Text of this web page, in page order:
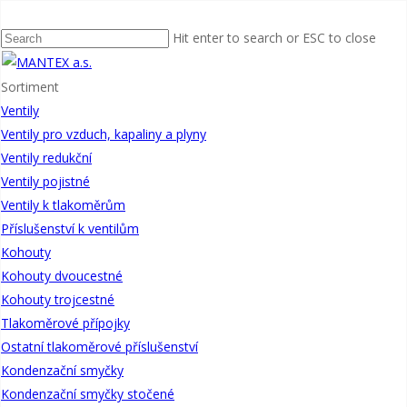
Hit enter to search or ESC to close
Sortiment
Ventily
Ventily pro vzduch, kapaliny a plyny
Ventily redukční
Ventily pojistné
Ventily k tlakoměrům
Příslušenství k ventilům
Kohouty
Kohouty dvoucestné
Kohouty trojcestné
Tlakoměrové přípojky
Ostatní tlakoměrové příslušenství
Kondenzační smyčky
Kondenzační smyčky stočené
pružinou
BZK s pružinou
Jako uzavírací armatura proti zpětnému proudění vody, ropných látek
a jiných neagresivních médií v širokém průmyslovém užití do
provozní teploty 120 °C a tlaku dle PN. Při požadavku použití na vyšší
teplotu nutno druh těsnícího kroužku a provozní teplotu projednat s
výrobcem.
PDF